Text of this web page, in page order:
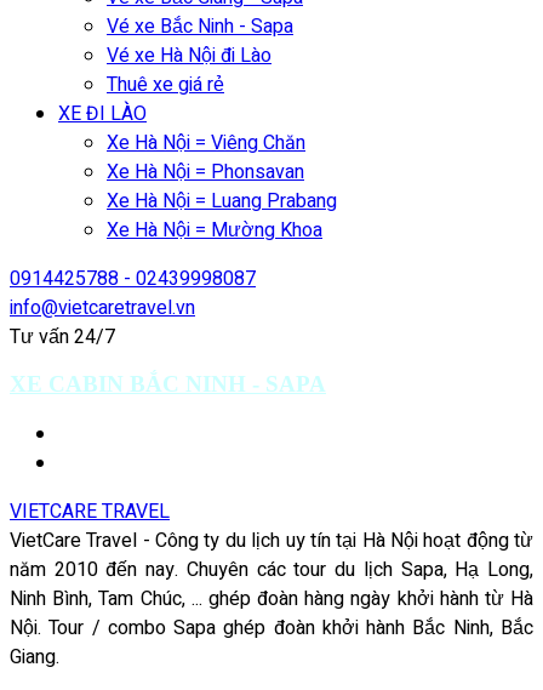
Vé xe Bắc Ninh - Sapa
Vé xe Hà Nội đi Lào
Thuê xe giá rẻ
XE ĐI LÀO
Xe Hà Nội = Viêng Chăn
Xe Hà Nội = Phonsavan
Xe Hà Nội = Luang Prabang
Xe Hà Nội = Mường Khoa
0914425788 - 02439998087
info@vietcaretravel.vn
Tư vấn 24/7
XE CABIN BẮC NINH - SAPA
VIETCARE TRAVEL
VietCare Travel - Công ty du lịch uy tín tại Hà Nội hoạt động từ
năm 2010 đến nay. Chuyên các tour du lịch Sapa, Hạ Long,
Ninh Bình, Tam Chúc, ... ghép đoàn hàng ngày khởi hành từ Hà
Nội. Tour / combo Sapa ghép đoàn khởi hành Bắc Ninh, Bắc
Giang.